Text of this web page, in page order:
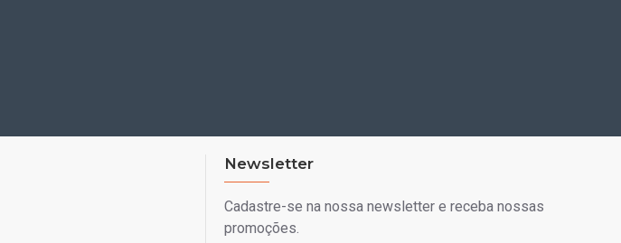
Newsletter
Cadastre-se na nossa newsletter e receba nossas
promoções.